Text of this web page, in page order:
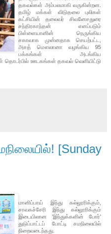
தகவல்கள் அம்பலமாகி வருகின்றன.
தமிழ் மக்கள் விடுதலை புலிகள்
கட்சியின் தலைவர் சிவனேசதுரை
சந்திரகாந்தன் எனப்படும்
பிள்ளையானின் நெருங்கிய
சகாவாக முன்னதாக செயற்பட்ட,
அசத் மௌலானா வழங்கிய 95
பக்கங்கள் அடங்கிய
தொடர்பில் ஊடகங்கள் தகவல் வெளியிட்டு
[Sunday
மானிப்பாய் இந்து கல்லூரிக்கும்,
சாவகச்சேரி இந்து கல்லூரிக்கும்
இடையிலான 'இந்துக்களின் போர்'
துடுப்பாட்டப் போட்டி சமநிலையில்
நிறைவடைந்தது.